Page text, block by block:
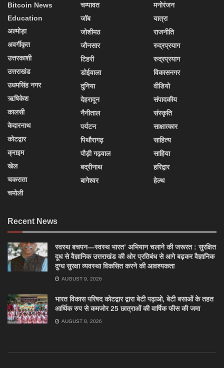
Bitcoin News
Education
अल्मोड़ा
अवर्गीकृत
उत्तरकाशी
उत्तराखंड
उधमसिंह नगर
ऋषिकेश
कालसी
केदारनाथ
कोटद्वार
क्राइम
खेल
चकराता
चमोली
चम्पावत
जॉब
जोशीमठ
जौनसार
टिहरी
डोईवाला
दुनिया
देहरादून
नैनीताल
पर्यटन
पिथौरागढ़
पौड़ी गढ़वाल
बद्रीनाथ
बागेश्वर
मनोरंजन
यात्रा
राजनीति
रुद्रप्रयाग
रुद्रप्रयाग
विकासनगर
वीडियो
संपादकीय
संस्कृति
साक्षात्कार
साहित्य
साहिया
हरिद्वार
हेल्थ
Recent News
स्वस्थ बचपन—स्वस्थ भारत’ अभियान चलाने की जरूरत : सुरक्षित
दूध से वैज्ञानिक उत्तराखंड की ओर प्रतिबंध से आगे बढ़कर वैज्ञानिक
दुग्ध सुरक्षा व्यवस्था विकसित करने की आवश्यकता
AUGUST 9, 2026
भारत विकास परिषद कोटद्वार द्वारा बेटी पढ़ाओ, बेटी बसाओं के तहत
आर्थिक रुप से कमजोर 25 छात्राओं की वार्षिक फीस की जमा
AUGUST 8, 2026